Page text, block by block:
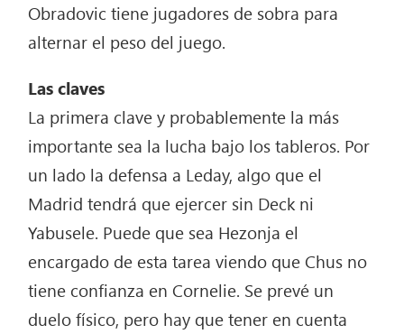
Obradovic tiene jugadores de sobra para
alternar el peso del juego.
Las claves
La primera clave y probablemente la más
importante sea la lucha bajo los tableros. Por
un lado la defensa a Leday, algo que el
Madrid tendrá que ejercer sin Deck ni
Yabusele. Puede que sea Hezonja el
encargado de esta tarea viendo que Chus no
tiene confianza en Cornelie. Se prevé un
duelo físico, pero hay que tener en cuenta